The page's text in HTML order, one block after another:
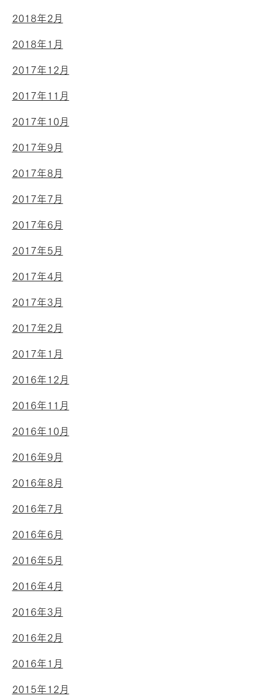
2018年2月
2018年1月
2017年12月
2017年11月
2017年10月
2017年9月
2017年8月
2017年7月
2017年6月
2017年5月
2017年4月
2017年3月
2017年2月
2017年1月
2016年12月
2016年11月
2016年10月
2016年9月
2016年8月
2016年7月
2016年6月
2016年5月
2016年4月
2016年3月
2016年2月
2016年1月
2015年12月